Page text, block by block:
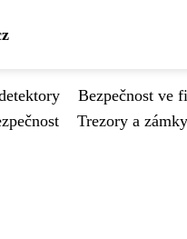
Bezpečnost ve
Trezory a zámky